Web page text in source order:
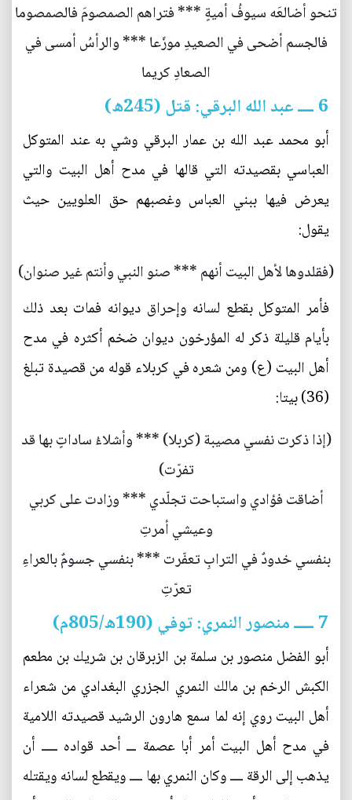
تنحو أضالعَه سيوفُ أميةٍ *** فتراهم الصمصومَ فالصمصوما
فالجسم أضحى في الصعيدِ موزّعا *** والرأسُ أمسى في
الصعادِ كريما
6 ــــ عبد الله البرقي: قتل (245ه)
أبو محمد عبد الله بن عمار البرقي وشي به عند المتوكل
العباسي بقصيدته التي قالها في مدح أهل البيت والتي
يعرض فيها ببني العباس وغصبهم حق العلويين حيث
يقول:
(فقلدوها لأهل البيت أنهم *** صنو النبي وأنتم غير صنوان)
فأمر المتوكل بقطع لسانه وإحراق ديوانه فمات بعد ذلك
بأيام قليلة ذكر له المؤرخون ديوان ضخم أكثره في مدح
أهل البيت (ع) ومن شعره في كربلاء قوله من قصيدة تبلغ
(36) بيتا:
(إذا ذكرت نفسي مصيبة (كربلا) *** وأشلاءُ ساداتٍ بها قد
تفرّت)
أضاقت فؤادي واستباحت تجلّدي *** وزادت على كربي
وعيشي أمرتِ
بنفسي خدودٌ في الترابِ تعفّرت *** بنفسي جسومٌ بالعراءِ
تعرّتِ
7 ـــــ منصور النمري: توفي (190ه/805م)
أبو الفضل منصور بن سلمة بن الزبرقان بن شريك بن مطعم
الكبش الرخم بن مالك النمري الجزري البغدادي من شعراء
أهل البيت روي إنه لما سمع هارون الرشيد قصيدته اللامية
في مدح أهل البيت أمر أبا عصمة ـــ أحد قواده ـــــ أن
يذهب إلى الرقة ــــ وكان النمري بها ــــ ويقطع لسانه ويقتله